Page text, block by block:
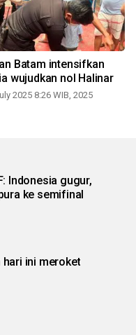
Batam intensifkan
wujudkan nol Halinar
2025 8:26 WIB, 2025
Indonesia gugur,
ke semifinal
hari ini meroket